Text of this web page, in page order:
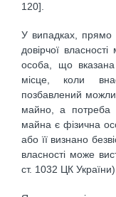
120].
У випадках, прямо
довірчої
особа, що вказана
місце, коли
позбавлений
майно, а потреба
майна є фізична
або її визнано
власності може
ст. 1032 ЦК